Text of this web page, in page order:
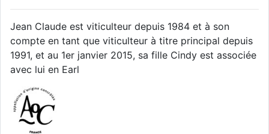
Jean Claude est viticulteur depuis 1984 et à son
compte en tant que viticulteur à titre principal depuis
1991, et au 1er janvier 2015, sa fille Cindy est associée
avec lui en Earl